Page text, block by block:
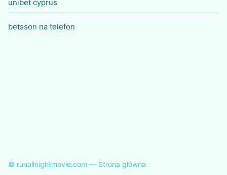
unibet cyprus
betsson na telefon
© runallnightmovie.com — Strona główna